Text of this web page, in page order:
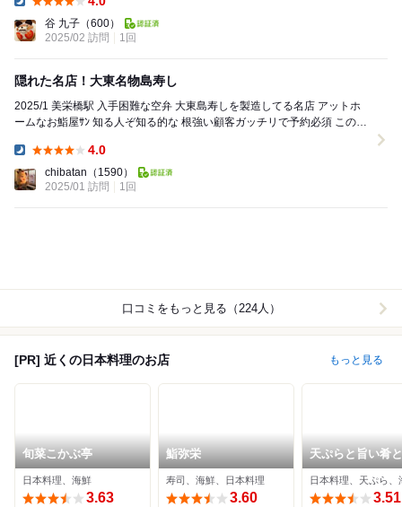
谷 九子 （600）
2025/02 訪問
1回
隠れた名店！大東名物島寿し
2025/1 美栄橋駅 入手困難な空弁 大東島寿しを製造してる名店 アットホ
ームなお鮨屋ｻﾝ 知る人ぞ知る的な 根強い顧客ガッチリで予約必須 この日
4.0
chibatan （1590）
2025/01 訪問
1回
口コミをもっと見る（224人）
[PR] 近くの日本料理のお店 もっと見る
旬菜こかぶ亭
日本料理、海鮮
3.63
鮨弥栄
寿司、海鮮、日本料理
3.60
天ぷらと旨い肴
しい酒の店 尭の
日本料理、天ぷら、
3.51